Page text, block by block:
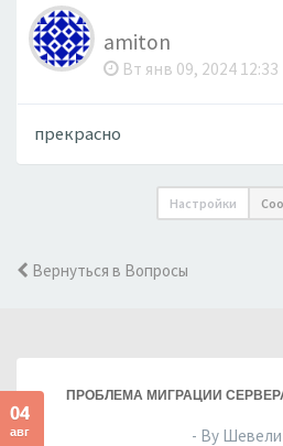
amiton
Вт янв 09, 2024
прекрасно
Настройки
Вернуться в Вопросы
04
авг
ПРОБЛЕМА МИГРАЦИИ СЕРВЕРА
- By